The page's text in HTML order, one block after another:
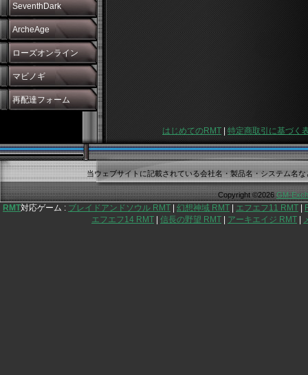
SeventhDark
ArcheAge
ローズオンライン
マビノギ
再配達フォーム
はじめてのRMT| 特定商取引に基づく
当ウェブサイトに記載されている会社名・製品名・システム名
Copyright ©2026GM-
RMT対応ゲーム : ブレイドアンドソウル RMT 幻想神域 RMT エフエフ11 RMT
エフエフ14 RMT
信長の野望 RMT アーキエイジ RMT